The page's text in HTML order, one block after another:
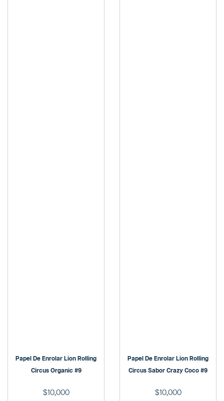
Papel De Enrolar Lion Rolling
Circus Organic #9
$10,000
Papel De Enrolar Lion Rolling
Circus Sabor Crazy Coco #9
$10,000